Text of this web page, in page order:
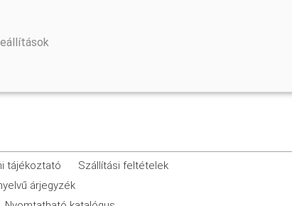
tájékoztató
Szállítási feltételek
árjegyzék